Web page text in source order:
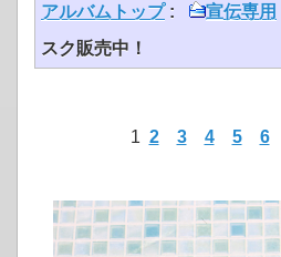
アルバムトップ: 宣伝専用
スク販売中！
1 2 3 4 5 6